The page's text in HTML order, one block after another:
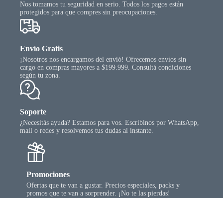
Nos tomamos tu seguridad en serio. Todos los pagos están
protegidos para que compres sin preocupaciones.
Envío Gratis
¡Nosotros nos encargamos del envió! Ofrecemos envíos sin
cargo en compras mayores a $199.999. Consultá condiciones
según tu zona.
Soporte
¿Necesitás ayuda? Estamos para vos. Escribinos por WhatsApp,
mail o redes y resolvemos tus dudas al instante.
Promociones
Ofertas que te van a gustar. Precios especiales, packs y
promos que te van a sorprender. ¡No te las pierdas!